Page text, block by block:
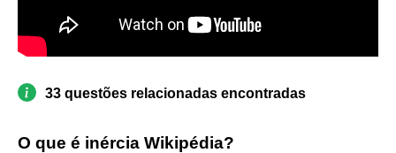
33 questões relacionadas encontradas
O que é inércia Wikipédia?